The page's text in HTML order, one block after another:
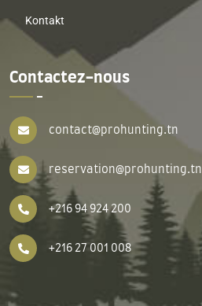
Kontakt
Contactez-nous
contact@prohunting.tn
reservation@prohunting.tn
+216 94 924 200
+216 27 001 008